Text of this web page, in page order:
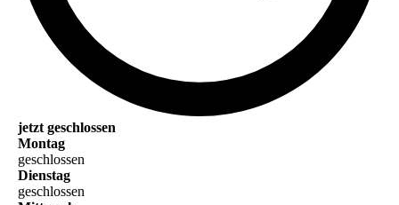
jetzt geschlossen
Montag
geschlossen
Dienstag
geschlossen